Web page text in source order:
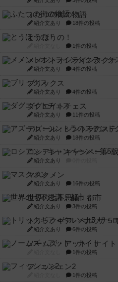
ふたつの街の物語
紹介文あり 18件の投稿
とうほうの！
1件の投稿
メメントオンラインタクテ
紹介文あり 4件の投稿
ブリックス
紹介文あり 4件の投稿
ダグエイトチェス
紹介文あり 11件の投稿
アズール：シントラのステ
紹介文あり 18件の投稿
ロシアン・キャンペーン：
紹介文あり
マスクメン
紹介文あり 16件の投稿
世界の七不思議：都市
紹介文あり 3件の投稿
トリックギア - ペルソナ5
紹介文あり 6件の投稿
ノームズ・アット・ナイト
1件の投稿
フィッシェン2
1件の投稿